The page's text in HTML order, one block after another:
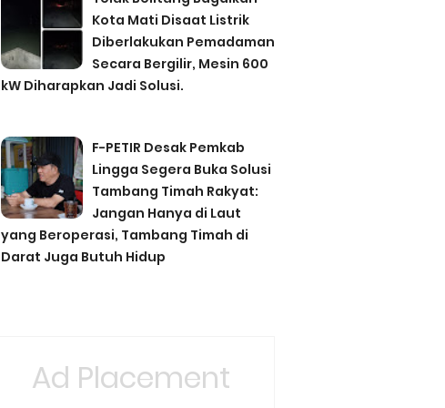
Kota Mati Disaat Listrik
Diberlakukan Pemadaman
Secara Bergilir, Mesin 600
kW Diharapkan Jadi Solusi.
F-PETIR Desak Pemkab
Lingga Segera Buka Solusi
Tambang Timah Rakyat:
Jangan Hanya di Laut
yang Beroperasi, Tambang Timah di
Darat Juga Butuh Hidup
Ad Placement